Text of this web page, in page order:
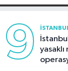
9